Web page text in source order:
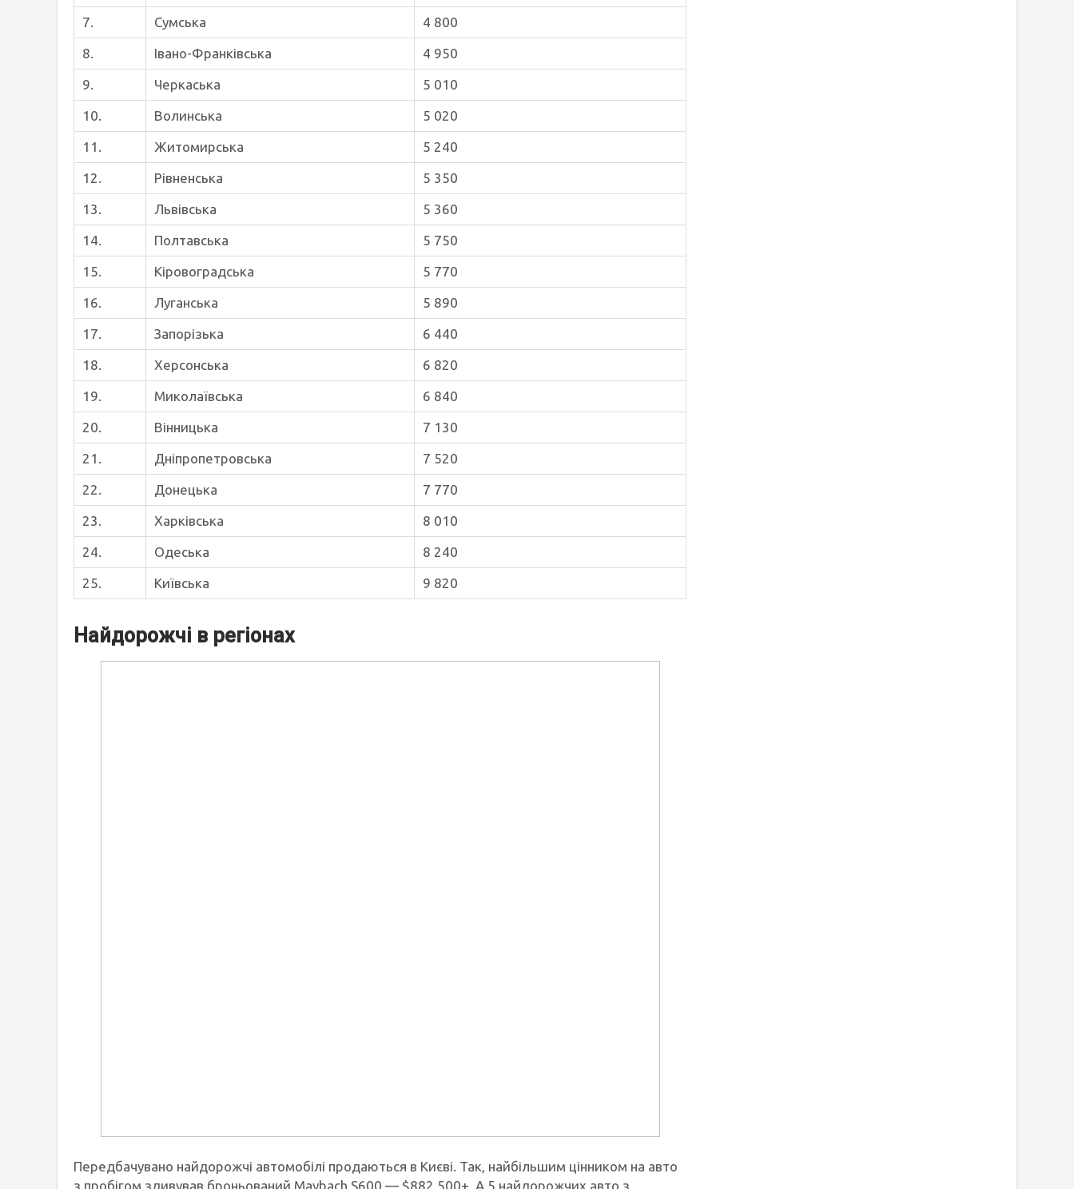
7. Сумська 4 800
8. Івано-Франківська 4 950
9. Черкаська 5 010
10. Волинська 5 020
11. Житомирська 5 240
12. Рівненська 5 350
13. Львівська 5 360
14. Полтавська 5 750
15. Кіровоградська 5 770
16. Луганська 5 890
17. Запорізька 6 440
18. Херсонська 6 820
19. Миколаївська 6 840
20. Вінницька 7 130
21. Дніпропетровська 7 520
22. Донецька 7 770
23. Харківська 8 010
24. Одеська 8 240
25. Київська 9 820
Найдорожчі в регіонах
Передбачувано найдорожчі автомобілі продаються в Києві. Так, найбільшим цінником на авто
з пробігом здивував броньований Maybach S600 — $882 500+. А 5 найдорожчих авто з